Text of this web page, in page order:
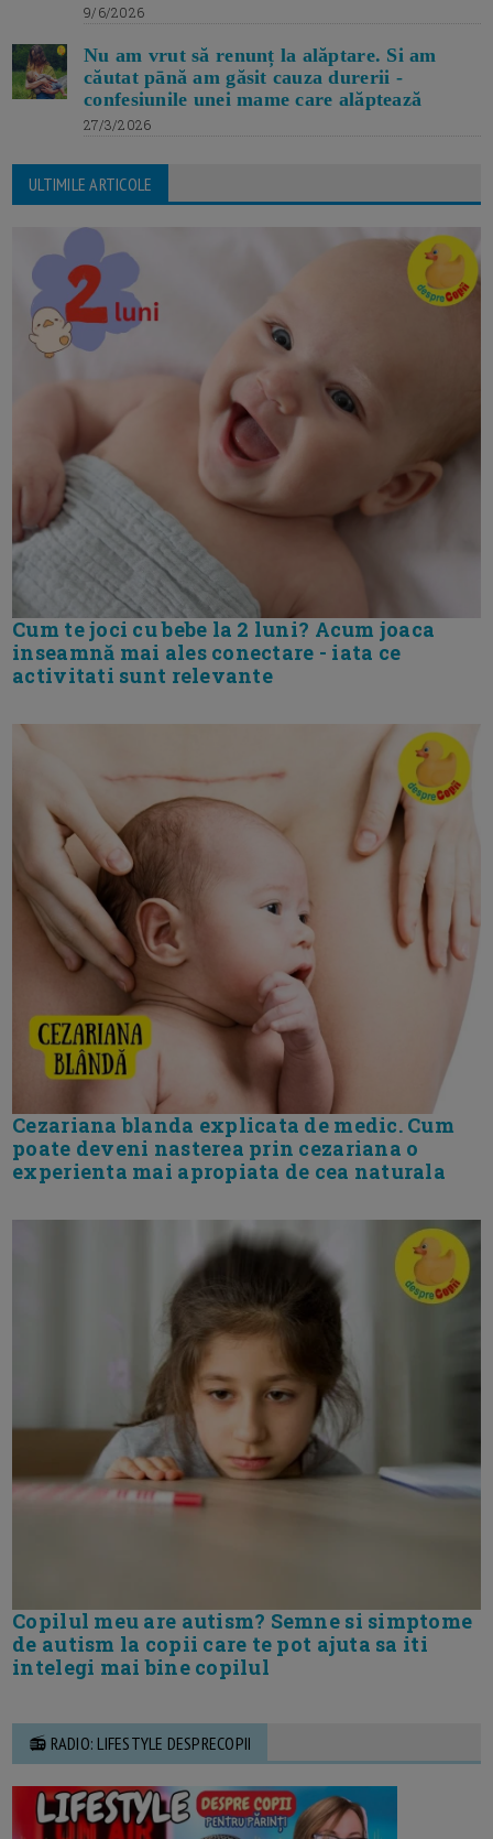
9/6/2026
Nu am vrut să renunț la alăptare. Si am
căutat pānă am găsit cauza durerii -
confesiunile unei mame care alăptează
27/3/2026
ULTIMILE ARTICOLE
Cum te joci cu bebe la 2 luni? Acum joaca
inseamnă mai ales conectare - iata ce
activitati sunt relevante
Cezariana blanda explicata de medic. Cum
poate deveni nasterea prin cezariana o
experienta mai apropiata de cea naturala
Copilul meu are autism? Semne si simptome
de autism la copii care te pot ajuta sa iti
intelegi mai bine copilul
📻 RADIO: LIFESTYLE DESPRECOPII